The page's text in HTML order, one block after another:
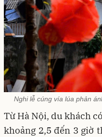
Nghi lễ cúng vía lúa phản
Từ Hà Nội, du khách
khoảng 2,5 đến 3 giờ